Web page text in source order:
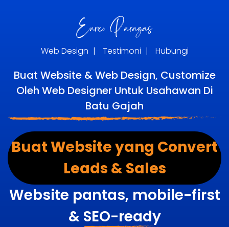
Web Design | Testimoni | Hubungi
Buat Website & Web Design, Customize
Oleh Web Designer Untuk Usahawan Di
Batu Gajah
Buat Website yang Convert
Leads & Sales
Website pantas, mobile-first
& SEO-ready